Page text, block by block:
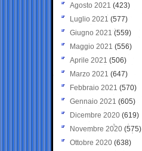
Agosto 2021 (423)
Luglio 2021 (577)
Giugno 2021(559)
Maggio 2021 (556)
Aprile 2021 (506)
Marzo 2021 (647)
Febbraio 2021 (570)
Gennaio 2021 (605)
Dicembre 2020 (619)
Novembre 2020 (575)
Ottobre 2020 (638)